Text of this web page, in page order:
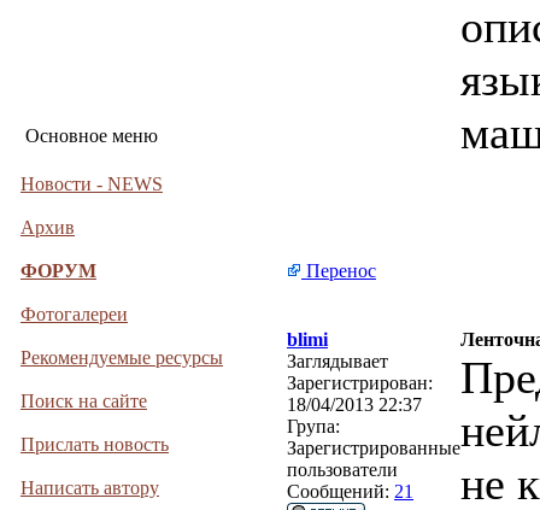
Основное меню
Новости - NEWS
Архив
ФОРУМ
Фотогалереи
Рекомендуемые ресурсы
Поиск на сайте
Прислать новость
Написать автору
Перенос
blimi
Заглядывает
Зарегистрирован:
18/04/2013 22:37
Група:
Зарегистрированные
пользователи
Сообщений: 21
не